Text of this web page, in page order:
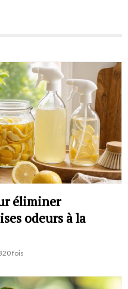
éliminer
odeurs à la
fois